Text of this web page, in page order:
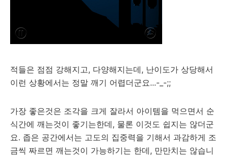
적들은 점점 강해지고, 다양해지는데, 난이도가 상당해서
이런 상황에서는 정말 깨기 어렵더군요...-_-;;
가장 좋은것은 조각을 크게 잘라서 아이템을 먹으면서 순
식간에 깨는것이 좋기는한데, 물론 이것도 쉽지는 않더군
요. 좁은 공간에서는 고도의 집중력을 기해서 과감하게 조
금씩 짜르면 깨는것이 가능하기는 한데, 만만치는 않습니